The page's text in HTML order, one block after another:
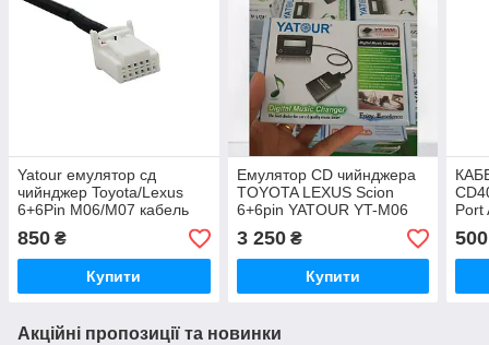
Yatour емулятор сд
чийнджер Toyota/Lexus
6+6Pin M06/M07 кабель
перехідник (нового зразка
20 pin)
850 ₴
Купити
Емулятор CD чийнджера
TOYOTA LEXUS Scion
6+6pin YATOUR YT-M06
TOY2Y USB SD AUX
3 250₴
Купити
Port
500
Акційні пропозиції та новинки